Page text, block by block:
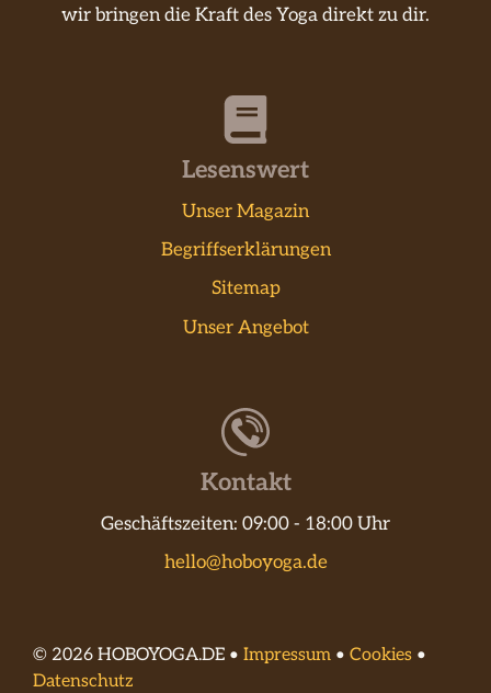
wir bringen die Kraft des Yoga direkt zu dir.
Lesenswert
Unser Magazin
Begriffserklärungen
Sitemap
Unser Angebot
Kontakt
Geschäftszeiten: 09:00 - 18:00 Uhr
hello@hoboyoga.de
© 2026 HOBOYOGA.DE • Impressum • Cookies •
Datenschutz